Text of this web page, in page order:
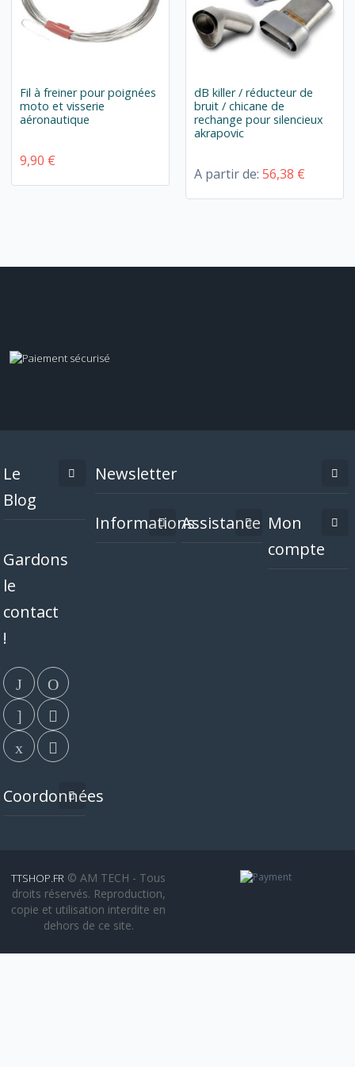
Fil à freiner pour poignées
moto et visserie
aéronautique
9,90 €
dB killer / réducteur de
bruit / chicane de
rechange pour silencieux
akrapovic
A partir de:56,38 €
Le
Blog
Gardons
le
contact
!
Coordonnées
Newsletter
InformationsAssistance Mon
compte
TTSHOP.FR © AM TECH - Tous
droits réservés. Reproduction,
copie et utilisation interdite en
dehors de ce site.